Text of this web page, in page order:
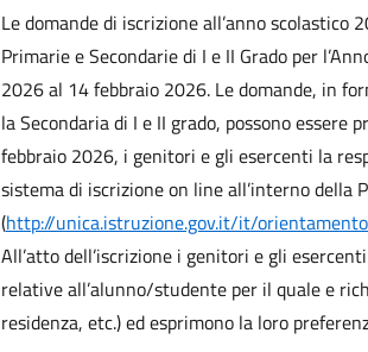
Le domande di iscrizione all’anno scolastico
Primarie e Secondarie di I e II Grado per
2026 al 14 febbraio 2026. Le domande, in
la Secondaria di I e II grado, possono
febbraio 2026, i genitori e gli esercenti la
sistema di iscrizione on line all’interno della
(http://unica.istruzione.gov.it/it/
All’atto dell’iscrizione i genitori e gli
relative all’alunno/studente per il quale e
residenza, etc.) ed esprimono la loro